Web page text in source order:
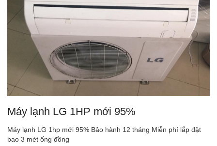
Máy lạnh LG 1HP mới 95%
Máy lạnh LG 1hp mới 95% Bảo hành 12 tháng Miễn phí lắp đặt
bao 3 mét ống đồng